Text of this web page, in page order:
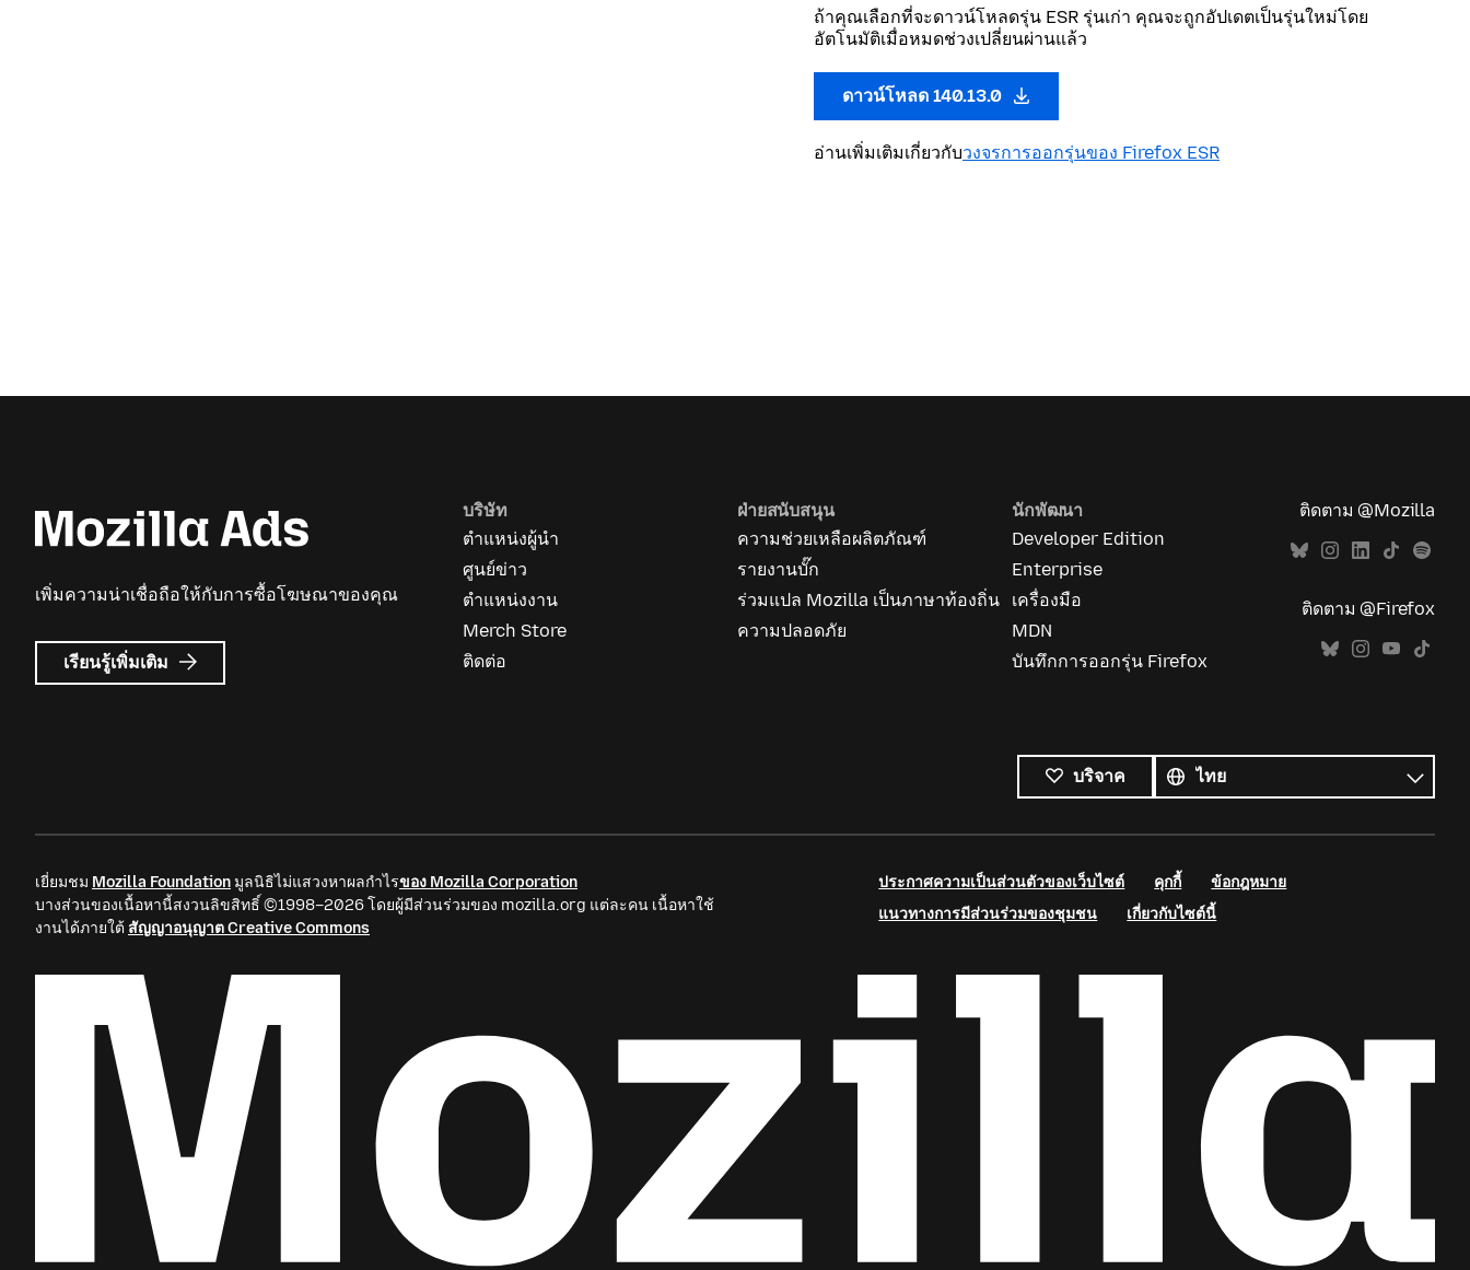
ถ้าคุณเลือกที่จะดาวน์โหลดรุ่น ESR รุ่นเก่า คุณจะถูกอัปเดตเป็นรุ่นใหม่โดย
อัตโนมัติเมื่อหมดช่วงเปลี่ยนผ่านแล้ว
ดาวน์โหลด 140.13.0
อ่านเพิ่มเติมเกี่ยวกับวงจรการออกรุ่นของ Firefox ESR
เพิ่มความน่าเชื่อถือให้กับการซื้อโฆษณาของคุณ
เรียนรู้เพิ่มเติม เกี่ยว
กับ
บริษัท
ตำแหน่งผู้นำ
ศูนย์ข่าว
ตำแหน่งงาน
Merch Store
ติดต่อ
ฝ่ายสนับสนุน
ความช่วยเหลือผลิตภัณฑ์
รายงานบั๊ก
ร่วมแปล Mozilla เป็นภาษาท้องถิ่น
ความปลอดภัย
นักพัฒนา
Developer Edition
Enterprise
เครื่องมือ
MDN
บันทึกการออกรุ่น Firefox
ติดตาม @Mozilla
ติดตาม @Firefox
บริจาค
ทั้งหมด
ภาษา
เยี่ยมชม Mozilla Foundationมูลนิธิไม่แสวงหาผลกำไรของ Mozilla Corporation
บางส่วนของเนื้อหานี้สงวนลิขสิทธิ์ ©1998–2026 โดยผู้มีส่วนร่วมของ mozilla.org แต่ละคน เนื้อหาใช้
งานได้ภายใต้ สัญญาอนุญาต Creative Commons
ประกาศความเป็นส่วนตัวของเว็บไซต์ คุกกี้
ข้อกฎหมาย
แนวทางการมีส่วนร่วมของชุมชน
เกี่ยวกับไซต์นี้